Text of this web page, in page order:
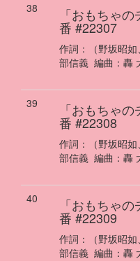
38 「おもちゃ
番#22307
作詞： （野坂昭
部信義 編曲： 轟
39 「おもちゃ
番#22308
作詞： （野坂昭
部信義 編曲： 轟
40 「おもちゃ
番#22309
作詞： （野坂昭
部信義 編曲： 轟